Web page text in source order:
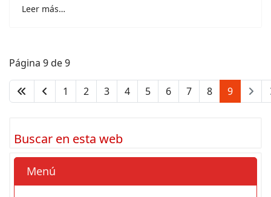
Leer más…
Página 9 de 9
1 2 3 4 5 6 7 8 9
Buscar en esta web
Menú